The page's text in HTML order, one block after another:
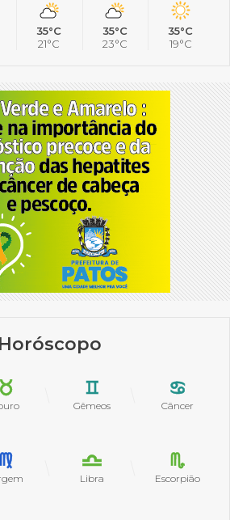
35°C
21°C
35°C
23°C
35°C
19°C
Horóscopo
Gêmeos Câncer
Libra Escorpião